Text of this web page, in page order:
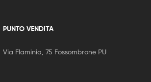
PUNTO VENDITA
Via Flaminia, 75 Fossombrone PU